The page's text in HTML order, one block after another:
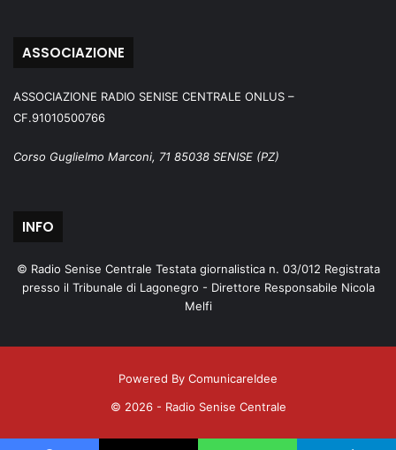
ASSOCIAZIONE
ASSOCIAZIONE RADIO SENISE CENTRALE ONLUS –
CF.91010500766
Corso Guglielmo Marconi, 71 85038 SENISE (PZ)
INFO
© Radio Senise Centrale Testata giornalistica n. 03/012 Registrata
presso il Tribunale di Lagonegro - Direttore Responsabile Nicola
Melfi
Powered By ComunicareIdee
© 2026 - Radio Senise Centrale